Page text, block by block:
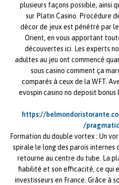
plusieurs façons possible, ainsi
sur Platin Casino. Procédure
décor de jeux est pénétré par
Orient, en vous apportant
découvertes ici. Les experts
adultes au jeu ont commencé
sous casino comment ça
comparés à ceux de la WFT.
evospin casino no deposit
https://
Formation du double vortex : Un
spirale le long des parois internes
retourne au centre du tube. La
fiabilité et son efficacité, ce qui
investisseurs en France. Grâce à